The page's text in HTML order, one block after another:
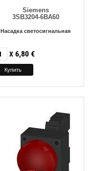
Siemens
3SB3204-6BA60
Насадка светосигнальная
X 6,80 €